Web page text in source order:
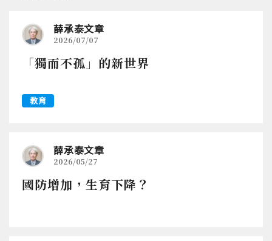
薛承泰文章
2026/07/07
「獨而不孤」的新世界
教育
薛承泰文章
2026/05/27
國防增加，生育下降？